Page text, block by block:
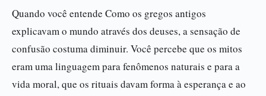
Quando você entende Como os gregos antigos
explicavam o mundo através dos deuses, a sensação de
confusão costuma diminuir. Você percebe que os mitos
eram uma linguagem para fenômenos naturais e para a
vida moral, que os rituais davam forma à esperança e ao